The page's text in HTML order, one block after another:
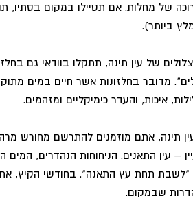
של מחלות. אם תטיילו במקום בסתיו,
ביותר).
של עין תינה, תתקלו בוודאי גם
מדובר בחלזונות אשר חיים במים
איכות, והעדר כימיקליים ומזהמים.
תינה, אתם מוזמנים להתרשם מחורש
– עין התאנים. הניחוחות הנהדרים, המים
- "לשבת תחת עץ התאנה". בחודשי הקיץ,
שבמקום.